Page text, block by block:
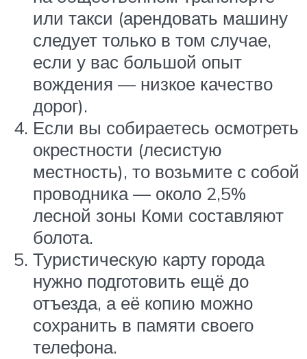
или такси (арендовать машину
следует только в том случае,
если у вас большой опыт
вождения — низкое качество
дорог).
Если вы собираетесь осмотреть
окрестности (лесистую
местность), то возьмите с собой
проводника — около 2,5%
лесной зоны Коми составляют
болота.
Туристическую карту города
нужно подготовить ещё до
отъезда, а её копию можно
сохранить в памяти своего
телефона.